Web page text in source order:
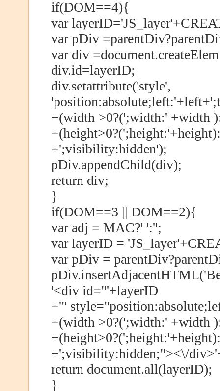
if(DOM==4){
var
var pDiv
var div
div.id=layerID;
div.setattribute('style',
+(width >0?(';width:' +width
+';visibility:hidden');
pDiv.appendChild(div);
return div;
}
if(DOM==3 || DOM==2){
var adj = MAC?' ':'';
var layerID =
var pDiv =
'<div id="'+layerID
+'"
+(width >0?(';width:' +width
+';visibility:hidden;"><\/
return document.all(layerID);
}